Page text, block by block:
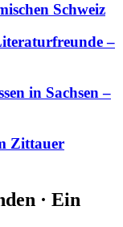
Schweiz
–
in Sachsen –
Zittauer
· Ein